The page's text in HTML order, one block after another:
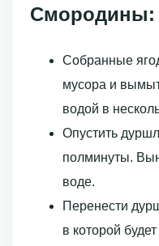
Смородины:
Собранные
мусора и
водой в
Опустить
полминуты.
воде.
Перенести
в которой